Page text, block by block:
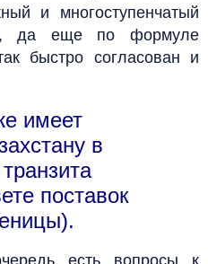
и многоступенчатый
да еще по формуле
быстро согласован и
имеет
в
поставок
есть вопросы к